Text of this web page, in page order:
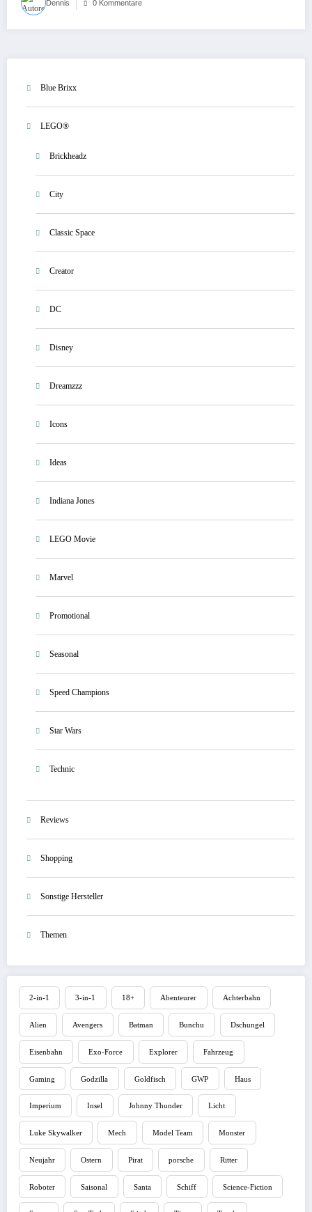
Dennis 0 Kommentare
Blue Brixx
LEGO®
Brickheadz
City
Classic Space
Creator
DC
Disney
Dreamzzz
Icons
Ideas
Indiana Jones
LEGO Movie
Marvel
Promotional
Seasonal
Speed Champions
Star Wars
Technic
Reviews
Shopping
Sonstige Hersteller
Themen
2-in-1 3-in-1 18+ Abenteurer Achterbahn
Alien Avengers Batman Bunchu Dschungel
Eisenbahn Exo-Force Explorer Fahrzeug
Gaming Godzilla Goldfisch GWP Haus
Imperium Insel Johnny Thunder Licht
Luke Skywalker Mech Model Team Monster
Neujahr Ostern Pirat porsche Ritter
Roboter Saisonal Santa Schiff Science-Fiction